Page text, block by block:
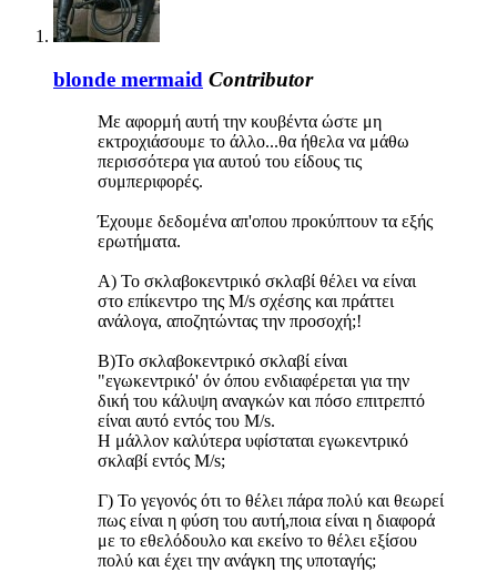
blonde mermaid Contributor
Με αφορμή αυτή την κουβέντα ώστε μη
εκτροχιάσουμε το άλλο...θα ήθελα να μάθω
περισσότερα για αυτού του είδους τις
συμπεριφορές.
Έχουμε δεδομένα απ'οπου προκύπτουν τα εξής
ερωτήματα.
Α) Το σκλαβοκεντρικό σκλαβί θέλει να είναι
στο επίκεντρο της M/s σχέσης και πράττει
ανάλογα, αποζητώντας την προσοχή;!
Β)Το σκλαβοκεντρικό σκλαβί είναι
"εγωκεντρικό' όν όπου ενδιαφέρεται για την
δική του κάλυψη αναγκών και πόσο επιτρεπτό
είναι αυτό εντός του M/s.
Η μάλλον καλύτερα υφίσταται εγωκεντρικό
σκλαβί εντός Μ/s;
Γ) Το γεγονός ότι το θέλει πάρα πολύ και θεωρεί
πως είναι η φύση του αυτή,ποια είναι η διαφορά
με το εθελόδουλο και εκείνο το θέλει εξίσου
πολύ και έχει την ανάγκη της υποταγής;